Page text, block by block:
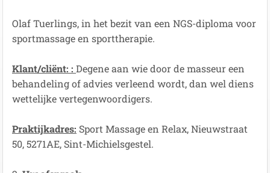
Olaf Tuerlings, in het bezit van een NGS-diploma voor
sportmassage en sporttherapie.
Klant/cliënt: : Degene aan wie door de masseur een
behandeling of advies verleend wordt, dan wel diens
wettelijke vertegenwoordigers.
Praktijkadres: Sport Massage en Relax, Nieuwstraat
50, 5271AE, Sint-Michielsgestel.